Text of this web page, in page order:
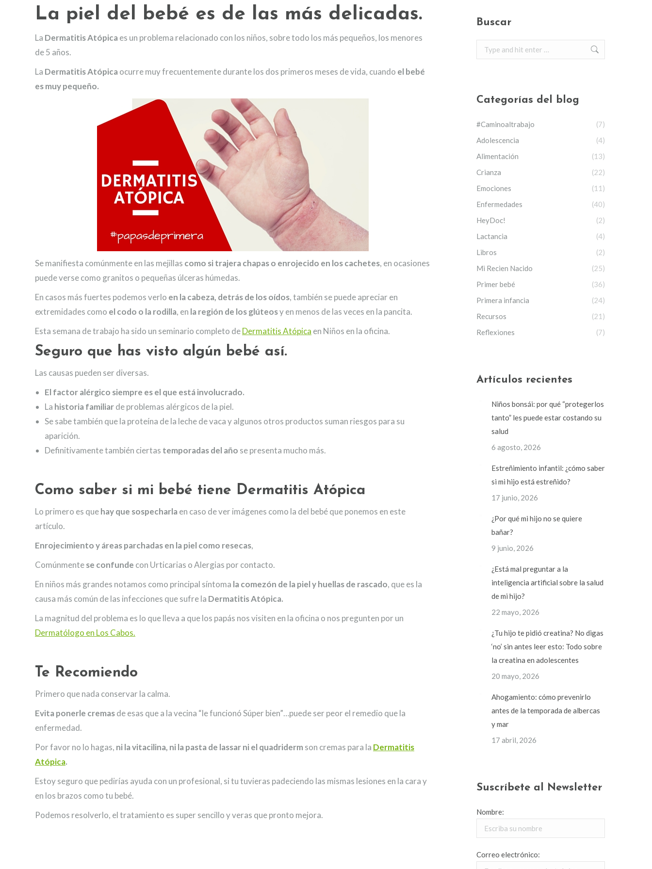
La piel del bebé es de las más delicadas.
La Dermatitis Atópica es un problema relacionado con los niños, sobre todo los más pequeños, los menores
de 5 años.
La Dermatitis Atópica ocurre muy frecuentemente durante los dos primeros meses de vida, cuando el bebé
es muy pequeño.
Se manifiesta comúnmente en las mejillas como si trajera chapas o enrojecido en los cachetes, en ocasiones
puede verse como granitos o pequeñas úlceras húmedas.
En casos más fuertes podemos verlo en la cabeza, detrás de los oídos, también se puede apreciar en
extremidades como el codo o la rodilla, en la región de los glúteosy en menos de las veces en la pancita.
Esta semana de trabajo ha sido un seminario completo deDermatitis Atópica en Niños en la oficina.
Seguro que has visto algún bebé así.
Las causas pueden ser diversas.
El factor alérgico siempre es el que está involucrado.
La historia familiarde problemas alérgicos de la piel.
Se sabe también que la proteína de la leche de vaca y algunos otros productos suman riesgos para su
aparición.
Definitivamente también ciertas temporadas del año se presenta mucho más.
Como saber si mi bebé tiene Dermatitis Atópica
Lo primero es quehay que sospecharla en caso de ver imágenes como la del bebé que ponemos en este
artículo.
Enrojecimiento y áreas parchadas en la piel como resecas,
Comúnmentese confunde con Urticarias o Alergias por contacto.
En niños más grandes notamos como principal síntoma la comezón de la piel y huellas de rascado, que es la
causa más común de las infecciones que sufre la Dermatitis Atópica.
La magnitud del problema es lo que lleva a que los papás nos visiten en la oficina o nos pregunten por un
Dermatólogo en Los Cabos.
Te Recomiendo
Primero que nada conservar la calma.
Evita ponerle cremasde esas que a la vecina “le funcionó Súper bien”…puede ser peor el remedio que la
enfermedad.
Por favor no lo hagas, ni la vitacilina, ni la pasta de lassar ni el quadriderm son cremas para la Dermatitis
Atópica.
Estoy seguro que pedirías ayuda con un profesional, si tu tuvieras padeciendo las mismas lesiones en la cara y
en los brazos como tu bebé.
Podemos resolverlo, el tratamiento es super sencillo y veras que pronto mejora.
Buscar
Search:
Categorías del blog
#Caminoaltrabajo
(7)
Adolescencia
(4)
Alimentación
(13)
Crianza
(22)
Emociones
(11)
Enfermedades
(40)
HeyDoc!
(2)
Lactancia
(4)
Libros
(2)
Mi Recien Nacido
(25)
Primer bebé
(36)
Primera infancia
(24)
Recursos
(21)
Reflexiones
(7)
Artículos recientes
Niños bonsái: por qué “protegerlos
tanto” les puede estar costando su
salud
6 agosto, 2026
Estreñimiento infantil: ¿cómo saber
si mi hijo está estreñido?
17 junio, 2026
¿Por qué mi hijo no se quiere
bañar?
9 junio, 2026
¿Está mal preguntar a la
inteligencia artificial sobre la salud
de mi hijo?
22 mayo, 2026
¿Tu hijo te pidió creatina? No digas
‘no’ sin antes leer esto: Todo sobre
la creatina en adolescentes
20 mayo, 2026
Ahogamiento: cómo prevenirlo
antes de la temporada de albercas
y mar
17 abril, 2026
Suscríbete al Newsletter
Nombre:
Correo electrónico: